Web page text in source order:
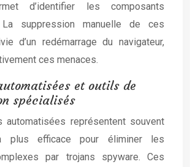
d’identifier les composants
La suppression manuelle de ces
d’un redémarrage du navigateur,
ces menaces.
et outils de
spécialisés
automatisées représentent souvent
plus efficace pour éliminer les
par trojans spyware. Ces